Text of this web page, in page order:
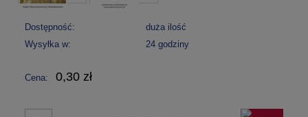
Dostępność:
duża ilość
Wysyłka w:
24 godziny
Cena: 0,30 zł